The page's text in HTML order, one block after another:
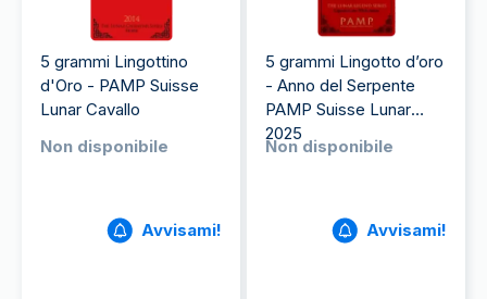
5 grammi Lingottino
d'Oro - PAMP Suisse
Lunar Cavallo
Non disponibile
Avvisami!
5 grammi Lingotto d’oro
- Anno del Serpente
PAMP Suisse Lunar
2025
Non disponibile
Avvisami!